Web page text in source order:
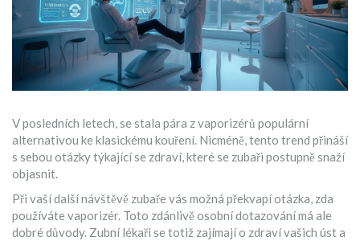
V posledních letech, se stala pára z vaporizérů populární
alternativou ke klasickému kouření. Nicméně, tento trend přináší
s sebou otázky týkající se zdraví, které se zubaři postupně snaží
objasnit.
Při vaší další návštěvě zubaře vás možná překvapí otázka, zda
používáte vaporizér. Toto zdánlivě osobní dotazování má ale
dobré důvody. Zubní lékaři se totiž zajímají o zdraví vašich úst a